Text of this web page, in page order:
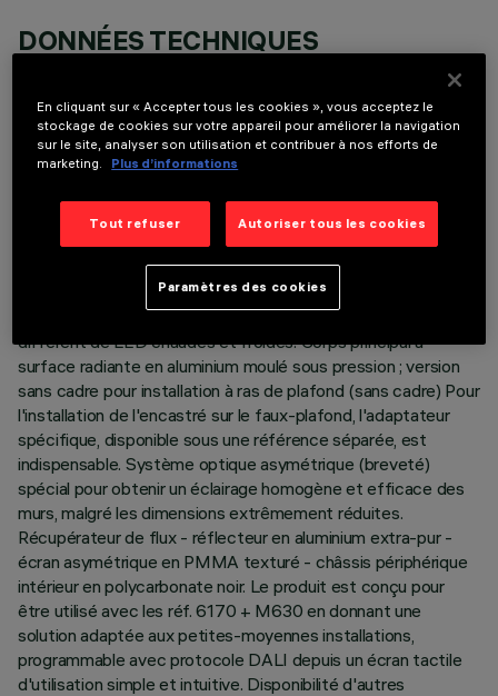
DONNÉES TECHNIQUES
DESCRIPTION
Appareil miniaturisé encastrable linéaire Minimal. L'utilisation
température de couleur différente permet d'obtenir une
modulation dynamique de la lumière. La variation est obtenue
en mélangeant l'émission de 5 LED 2700K et de 5 LED
5700K. La température reste constante et uniforme même
entre produits de tailles différentes et avec un nombre
différent de LED chaudes et froides. Corps principal à
surface radiante en aluminium moulé sous pression ; version
sans cadre pour installation à ras de plafond (sans cadre) Pour
l'installation de l'encastré sur le faux-plafond, l'adaptateur
spécifique, disponible sous une référence séparée, est
indispensable. Système optique asymétrique (breveté)
spécial pour obtenir un éclairage homogène et efficace des
murs, malgré les dimensions extrêmement réduites.
Récupérateur de flux - réflecteur en aluminium extra-pur -
écran asymétrique en PMMA texturé - châssis périphérique
intérieur en polycarbonate noir. Le produit est conçu pour
être utilisé avec les réf. 6170 + M630 en donnant une
solution adaptée aux petites-moyennes installations,
programmable avec protocole DALI depuis un écran tactile
d'utilisation simple et intuitive. Disponibilité d'autres
En cliquant sur « Accepter tous les cookies », vous acceptez le
stockage de cookies sur votre appareil pour améliorer la navigation
sur le site, analyser son utilisation et contribuer à nos efforts de
marketing.
Plus d’informations
Tout refuser Autoriser tous les cookies
Paramètres des cookies